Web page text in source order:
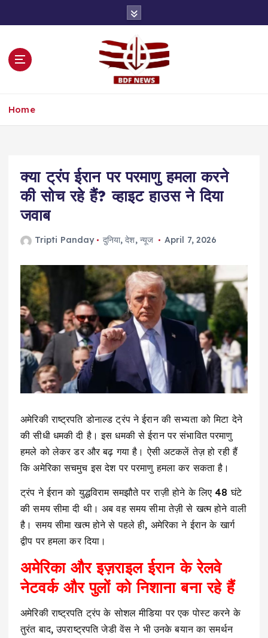
Home
क्या ट्रंप ईरान पर परमाणु हमला करने
की सोच रहे हैं? व्हाइट हाउस ने दिया
जवाब
Tripti Panday दुनिया,देश, न्यूज April 7, 2026
अमेरिकी राष्ट्रपति डोनाल्ड ट्रंप ने ईरान की सभ्यता को मिटा देने
की सीधी धमकी दी है। इस धमकी से ईरान पर संभावित परमाणु
हमले को लेकर डर और बढ़ गया है। ऐसी अटकलें तेज़ हो रही हैं
कि अमेरिका सचमुच इस देश पर परमाणु हमला कर सकता है।
ट्रंप ने ईरान को युद्धविराम समझौते पर राज़ी होने के लिए 48 घंटे
की समय सीमा दी थी। अब वह समय सीमा तेज़ी से खत्म होने वाली
है। समय सीमा खत्म होने से पहले ही, अमेरिका ने ईरान के खार्ग
द्वीप पर हमला कर दिया।
अमेरिका और इज़राइल ईरान के रेलवे
नेटवर्क और पुलों को निशाना बना रहे हैं
अमेरिकी राष्ट्रपति ट्रंप के सोशल मीडिया पर एक पोस्ट करने के
तुरंत बाद, उपराष्ट्रपति जेडी वेंस ने भी उनके बयान का समर्थन